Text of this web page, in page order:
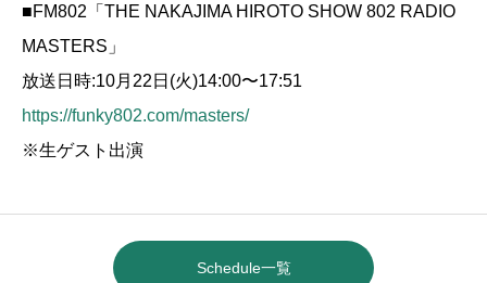
■FM802「THE NAKAJIMA HIROTO SHOW 802 RADIO
MASTERS」
放送日時:10月22日(火)14:00〜17:51
https://funky802.com/masters/
※生ゲスト出演
Schedule一覧